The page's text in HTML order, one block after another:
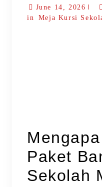
June 14, 2026
in
Meja Kursi
Paket
Sekolah